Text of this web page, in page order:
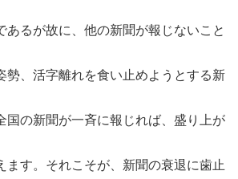
あるが故に、他の新聞が報じないこと
勢、活字離れを食い止めようとする新
国の新聞が一斉に報じれば、盛り上が
ます。それこそが、新聞の衰退に歯止